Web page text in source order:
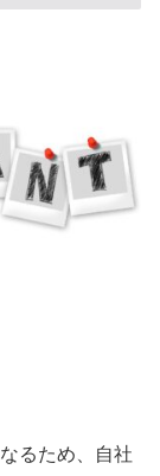
るため、自社